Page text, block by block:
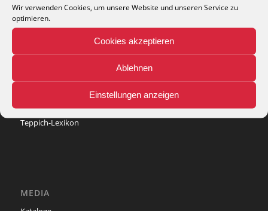
Wir verwenden Cookies, um unsere Website und unseren Service zu
optimieren.
Cookies akzeptieren
Ablehnen
Einstellungen anzeigen
phone: + 49 (2327) 3083 - 20
e-mail:info@theko-collection.com
INFO
Teppich-Lexikon
MEDIA